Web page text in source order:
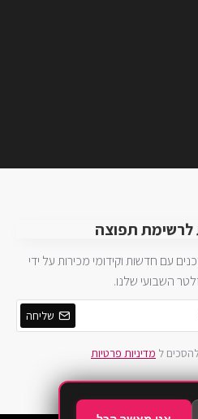
לרשימת תפוצה
עם חדשות וקידומי מכירות על ידי
השבועי שלנו.
שליחה
ל מדיניות פרטיות